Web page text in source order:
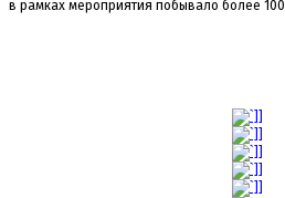
в рамках мероприятия побывало более